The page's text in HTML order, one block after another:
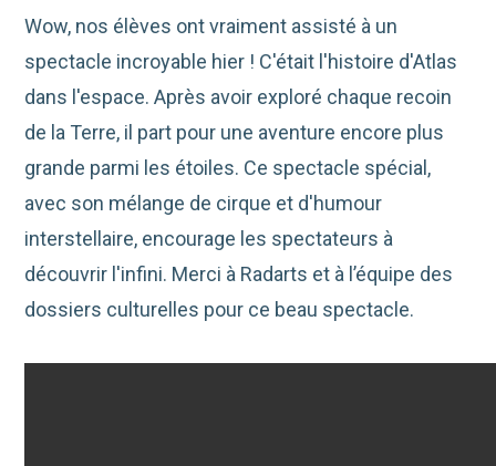
Wow, nos élèves ont vraiment assisté à un
spectacle incroyable hier ! C'était l'histoire d'Atlas
dans l'espace. Après avoir exploré chaque recoin
de la Terre, il part pour une aventure encore plus
grande parmi les étoiles. Ce spectacle spécial,
avec son mélange de cirque et d'humour
interstellaire, encourage les spectateurs à
découvrir l'infini. Merci à Radarts et à l’équipe des
dossiers culturelles pour ce beau spectacle.